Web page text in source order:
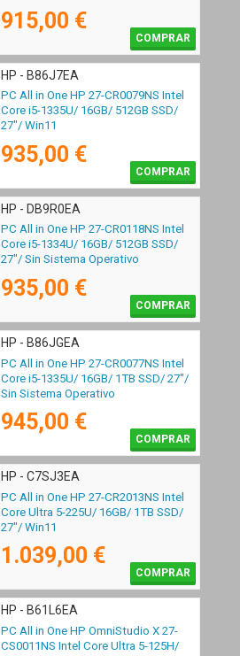
915,00 €
COMPRAR
HP - B86J7EA
PC All in One HP 27-CR0079NS Intel
Core i5-1335U/ 16GB/ 512GB SSD/
27"/ Win11
935,00 €
COMPRAR
HP - DB9R0EA
PC All in One HP 27-CR0118NS Intel
Core i5-1334U/ 16GB/ 512GB SSD/
27"/ Sin Sistema Operativo
935,00 €
COMPRAR
HP - B86JGEA
PC All in One HP 27-CR0077NS Intel
Core i5-1335U/ 16GB/ 1TB SSD/ 27"/
Sin Sistema Operativo
945,00 €
COMPRAR
HP - C7SJ3EA
PC All in One HP 27-CR2013NS Intel
Core Ultra 5-225U/ 16GB/ 1TB SSD/
27"/ Win11
1.039,00 €
COMPRAR
HP - B61L6EA
PC All in One HP OmniStudio X 27-
CS0011NS Intel Core Ultra 5-125H/